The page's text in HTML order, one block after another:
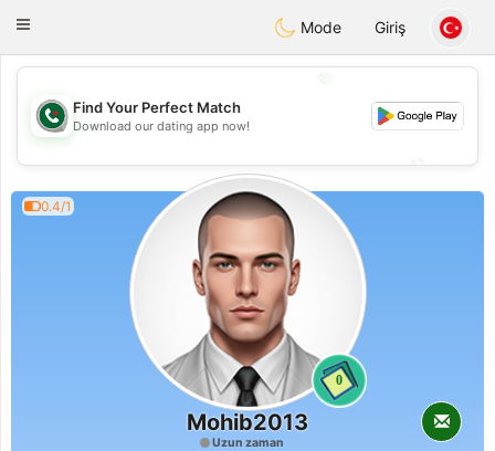
Weshrak
Toggle
Mode Giriş
💖
💕
Find Your Perfect Match
Download our dating app now!
0.4/1
0
Mohib2013
Uzun zaman